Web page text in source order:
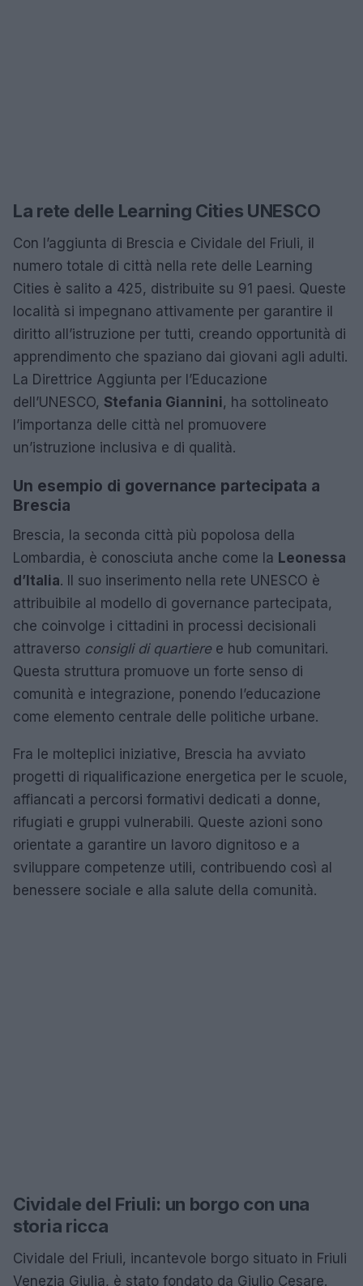
La rete delle Learning Cities UNESCO
Con l’aggiunta di Brescia e Cividale del Friuli, il
numero totale di città nella rete delle Learning
Cities è salito a 425, distribuite su 91 paesi. Queste
località si impegnano attivamente per garantire il
diritto all’istruzione per tutti, creando opportunità di
apprendimento che spaziano dai giovani agli adulti.
La Direttrice Aggiunta per l’Educazione
dell’UNESCO, Stefania Giannini, ha sottolineato
l’importanza delle città nel promuovere
un’istruzione inclusiva e di qualità.
Un esempio di governance partecipata a
Brescia
Brescia, la seconda città più popolosa della
Lombardia, è conosciuta anche come la Leonessa
d’Italia. Il suo inserimento nella rete UNESCO è
attribuibile al modello di governance partecipata,
che coinvolge i cittadini in processi decisionali
attraverso consigli di quartieree hub comunitari.
Questa struttura promuove un forte senso di
comunità e integrazione, ponendo l’educazione
come elemento centrale delle politiche urbane.
Fra le molteplici iniziative, Brescia ha avviato
progetti di riqualificazione energetica per le scuole,
affiancati a percorsi formativi dedicati a donne,
rifugiati e gruppi vulnerabili. Queste azioni sono
orientate a garantire un lavoro dignitoso e a
sviluppare competenze utili, contribuendo così al
benessere sociale e alla salute della comunità.
Cividale del Friuli: un borgo con una
storia ricca
Cividale del Friuli, incantevole borgo situato in Friuli
Venezia Giulia, è stato fondato da Giulio Cesare.